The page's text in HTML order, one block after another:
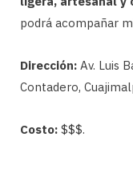
podrá acompañar
Dirección: Av. Luis
Contadero,
Costo: $$$.